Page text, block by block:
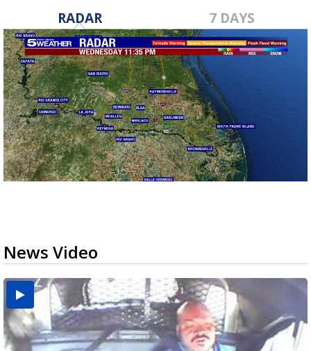
RADAR 7 DAYS
News Video